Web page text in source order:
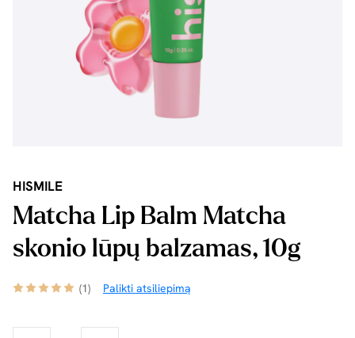
HISMILE
Matcha Lip Balm Matcha
skonio lūpų balzamas, 10g
(1) Palikti atsiliepimą